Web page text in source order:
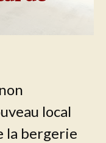
local
la bergerie